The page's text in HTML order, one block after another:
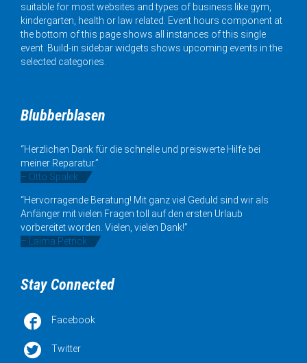
suitable for most websites and types of business like gym,
kindergarten, health or law related. Event hours component at
the bottom of this page shows all instances of this single
event. Build-in sidebar widgets shows upcoming events in the
selected categories.
Blubberblasen
“Herzlichen Dank für die schnelle und preiswerte Hilfe bei
meiner Reparatur.”
– Otto Spalek
“Hervorragende Beratung! Mit ganz viel Geduld sind wir als
Anfänger mit vielen Fragen toll auf den ersten Urlaub
vorbereitet worden. Vielen, vielen Dank!”
– Laima Petrick
Stay Connected
 Facebook
 Twitter